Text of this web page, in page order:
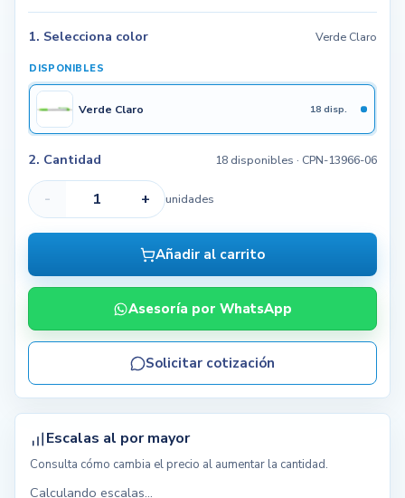
1. Selecciona color Verde Claro
DISPONIBLES
Verde Claro 18 disp.
2. Cantidad 18 disponibles · CPN-13966-06
- + unidades
Añadir al carrito
Asesoría por WhatsApp
Solicitar cotización
Escalas al por mayor
Consulta cómo cambia el precio al aumentar la cantidad.
Calculando escalas...